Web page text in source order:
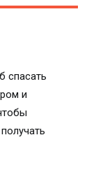
спасать
и